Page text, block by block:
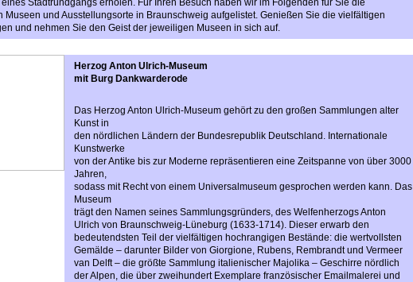
Stadtrundgangs erholen. Für Ihren Besuch haben wir im Folgenden für Sie die
Museen und Ausstellungsorte in Braunschweig aufgelistet. Genießen Sie die vielfältigen
und nehmen Sie den Geist der jeweiligen Museen in sich auf.
Herzog Anton Ulrich-Museum
mit Burg Dankwarderode
Das Herzog Anton Ulrich-Museum gehört zu den großen Sammlungen alter
Kunst in
den nördlichen Ländern der Bundesrepublik Deutschland. Internationale
Kunstwerke
von der Antike bis zur Moderne repräsentieren eine Zeitspanne von über 3000
Jahren,
sodass mit Recht von einem Universalmuseum gesprochen werden kann. Das
Museum
trägt den Namen seines Sammlungsgründers, des Welfenherzogs Anton
Ulrich von Braunschweig-Lüneburg (1633-1714). Dieser erwarb den
bedeutendsten Teil der vielfältigen hochrangigen Bestände: die wertvollsten
Gemälde – darunter Bilder von Giorgione, Rubens, Rembrandt und Vermeer
van Delft – die größte Sammlung italienischer Majolika – Geschirre nördlich
der Alpen, die über zweihundert Exemplare französischer Emailmalerei und